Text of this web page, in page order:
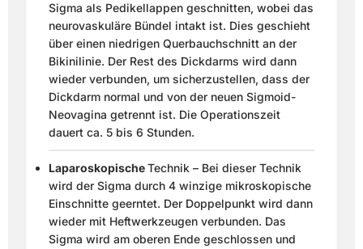
Sigma als Pedikellappen geschnitten, wobei das
neurovaskuläre Bündel intakt ist. Dies geschieht
über einen niedrigen Querbauchschnitt an der
Bikinilinie. Der Rest des Dickdarms wird dann
wieder verbunden, um sicherzustellen, dass der
Dickdarm normal und von der neuen Sigmoid-
Neovagina getrennt ist. Die Operationszeit
dauert ca. 5 bis 6 Stunden.
LaparoskopischeTechnik – Bei dieser Technik
wird der Sigma durch 4 winzige mikroskopische
Einschnitte geerntet. Der Doppelpunkt wird dann
wieder mit Heftwerkzeugen verbunden. Das
Sigma wird am oberen Ende geschlossen und